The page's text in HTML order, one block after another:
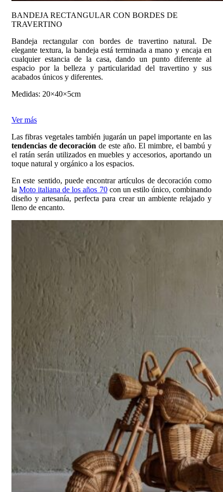
BANDEJA RECTANGULAR CON BORDES DE
TRAVERTINO
Bandeja rectangular con bordes de travertino natural. De
elegante textura, la bandeja está terminada a mano y encaja en
cualquier estancia de la casa, dando un punto diferente al
espacio por la belleza y particularidad del travertino y sus
acabados únicos y diferentes.
Medidas: 20×40×5cm
Ver más
Las fibras vegetales también jugarán un papel importante en las
tendencias de decoración de este año. El mimbre, el bambú y
el ratán serán utilizados en muebles y accesorios, aportando un
toque natural y orgánico a los espacios.
En este sentido, puede encontrar artículos de decoración como
laMoto italiana de los años 70con un estilo único, combinando
diseño y artesanía, perfecta para crear un ambiente relajado y
lleno de encanto.